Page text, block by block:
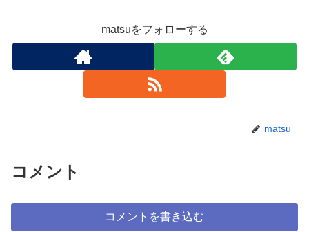
matsuをフォローする
matsu
コメント
コメントを書き込む